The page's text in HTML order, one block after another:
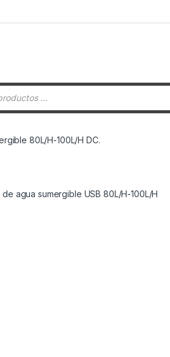
productos
80L/H-100L/H DC.